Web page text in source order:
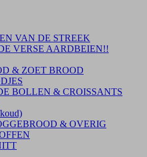
VAN DE STREEK
VERSE AARDBEIEN!!
& ZOET BROOD
BOLLEN & CROISSANTS
& OVERIG